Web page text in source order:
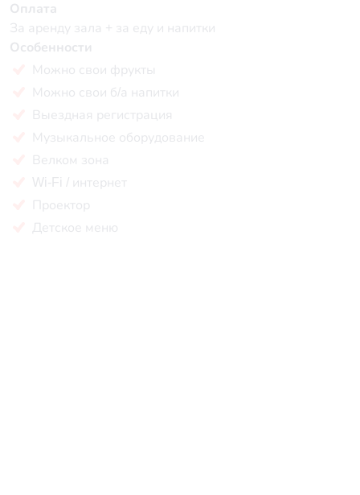
Оплата
За аренду зала + за еду и напитки
Особенности
Можно свои фрукты
Можно свои б/а напитки
Выездная регистрация
Музыкальное оборудование
Велком зона
Wi-Fi / интернет
Проектор
Детское меню